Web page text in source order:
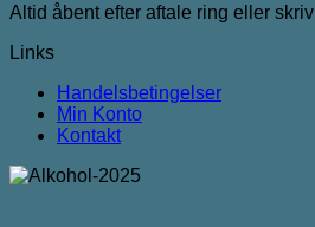
Altid åbent efter aftale ring eller skriv
Links
Handelsbetingelser
Min Konto
Kontakt